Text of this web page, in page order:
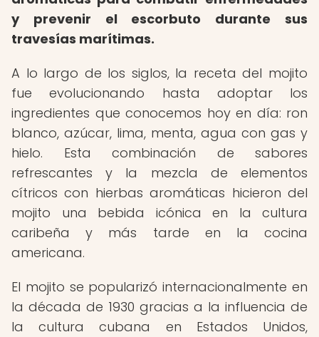
y prevenir el escorbuto durante sus
travesías marítimas.
A lo largo de los siglos, la receta del mojito
fue evolucionando hasta adoptar los
ingredientes que conocemos hoy en día: ron
blanco, azúcar, lima, menta, agua con gas y
hielo. Esta combinación de sabores
refrescantes y la mezcla de elementos
cítricos con hierbas aromáticas hicieron del
mojito una bebida icónica en la cultura
caribeña y más tarde en la cocina
americana.
El mojito se popularizó internacionalmente en
la década de 1930 gracias a la influencia de
la cultura cubana en Estados Unidos,